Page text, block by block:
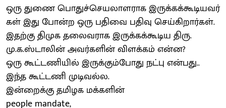
ஒரு துணை பொதுச்செயலாளராக இருக்கக்கூடியவர்
கள் இது போன்ற ஒரு பதிவை பதிவு செய்கிறார்கள்.
இதற்கு திமுக தலைவராக இருக்கக்கூடிய திரு.
மு.க.ஸ்டாலின் அவர்களின் விளக்கம் என்ன?
ஒரு கூட்டணியில் இருக்கும்போது நட்பு என்பது..
இந்த கூட்டணி முடிவல்ல.
இன்றைக்கு தமிழக மக்களின்
people mandate,